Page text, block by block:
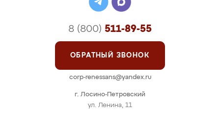
г. Лосино-Петровский
ул. Ленина, 11
8 (800) 511-89-55
ОБРАТНЫЙ ЗВОНОК
corp-renessans@yandex.ru